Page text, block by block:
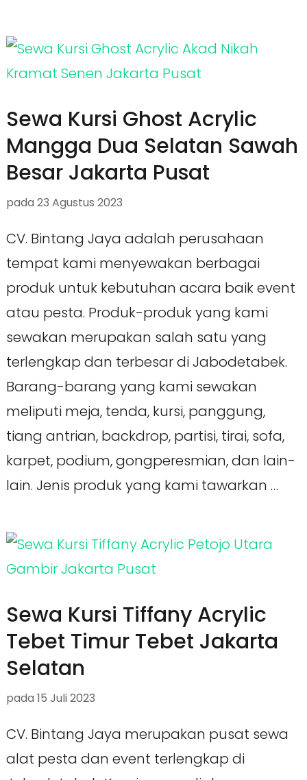
Sewa Kursi Ghost Acrylic
Mangga Dua Selatan Sawah
Besar Jakarta Pusat
pada 23 Agustus 2023
CV. Bintang Jaya adalah perusahaan
tempat kami menyewakan berbagai
produk untuk kebutuhan acara baik event
atau pesta. Produk-produk yang kami
sewakan merupakan salah satu yang
terlengkap dan terbesar di Jabodetabek.
Barang-barang yang kami sewakan
meliputi meja, tenda, kursi, panggung,
tiang antrian, backdrop, partisi, tirai, sofa,
karpet, podium, gongperesmian, dan lain-
lain. Jenis produk yang kami tawarkan …
Sewa Kursi Tiffany Acrylic
Tebet Timur Tebet Jakarta
Selatan
pada 15 Juli 2023
CV. Bintang Jaya merupakan pusat sewa
alat pesta dan event terlengkap di